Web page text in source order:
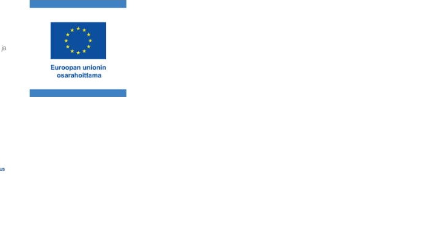
https://european-union.europa.eu/index_fi